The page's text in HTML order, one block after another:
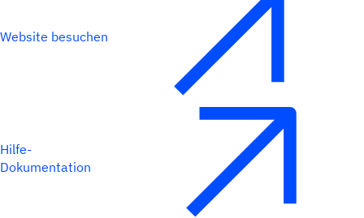
Website besuchen
Hilfe-
Dokumentation